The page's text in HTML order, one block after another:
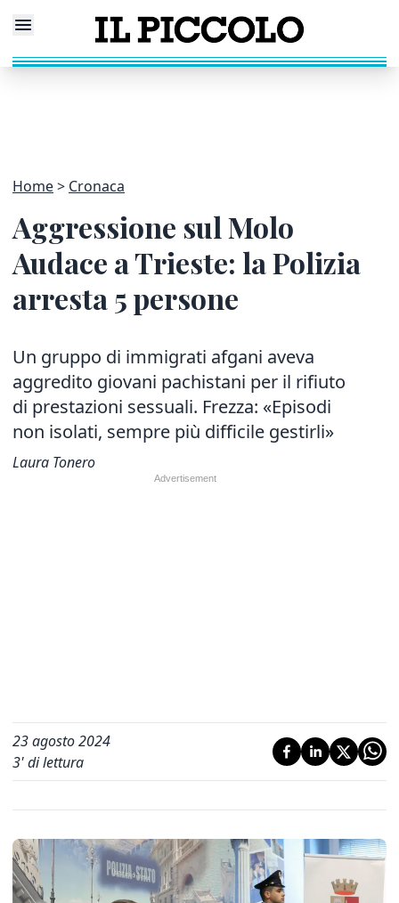
Home Cronaca
Aggressione sul Molo
Audace a Trieste: la Polizia
arresta 5 persone
Un gruppo di immigrati afgani aveva
aggredito giovani pachistani per il rifiuto
di prestazioni sessuali. Frezza: «Episodi
non isolati, sempre più difficile gestirli»
Laura Tonero
23 agosto 2024
3' di lettura